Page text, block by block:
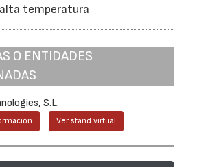
temperatura
O ENTIDADES
S.L.
Ver stand virtual